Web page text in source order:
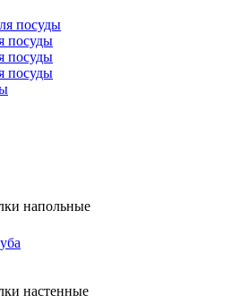
посуды
посуды
посуды
посуды
напольные
настенные